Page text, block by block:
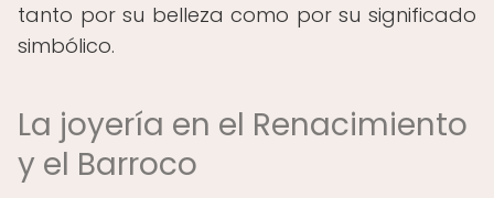
tanto por su belleza como por su significado
simbólico.
La joyería en el Renacimiento
y el Barroco